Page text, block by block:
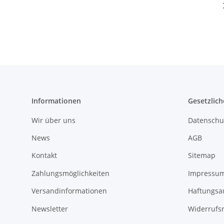
Informationen
Wir über uns
News
Kontakt
Zahlungsmöglichkeiten
Versandinformationen
Newsletter
AGB
Sitemap